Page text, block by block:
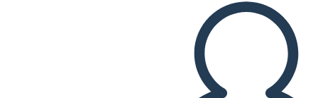
ATSKAŅOT SLAIDRĀDI
IZLASI MAN